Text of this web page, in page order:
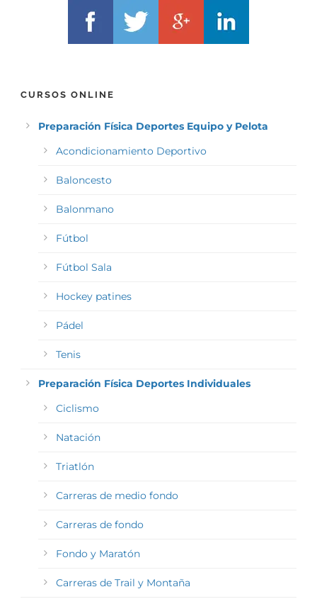
CURSOS ONLINE
Preparación Física Deportes Equipo y Pelota
Acondicionamiento Deportivo
Baloncesto
Balonmano
Fútbol
Fútbol Sala
Hockey patines
Pádel
Tenis
Preparación Física Deportes Individuales
Ciclismo
Natación
Triatlón
Carreras de medio fondo
Carreras de fondo
Fondo y Maratón
Carreras de Trail y Montaña